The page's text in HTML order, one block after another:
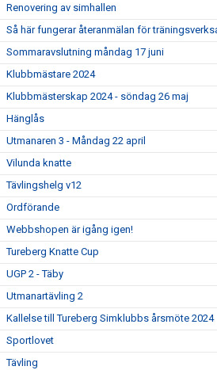
Renovering av simhallen
Så här fungerar återanmälan för
Sommaravslutning måndag 17 juni
Klubbmästare 2024
Klubbmästerskap 2024 - söndag 26 maj
Hänglås
Utmanaren 3 - Måndag 22 april
Vilunda knatte
Tävlingshelg v12
Ordförande
Webbshopen är igång igen!
Tureberg Knatte Cup
UGP 2 - Täby
Utmanartävling 2
Kallelse till Tureberg Simklubbs årsmöte 2024
Sportlovet
Tävling